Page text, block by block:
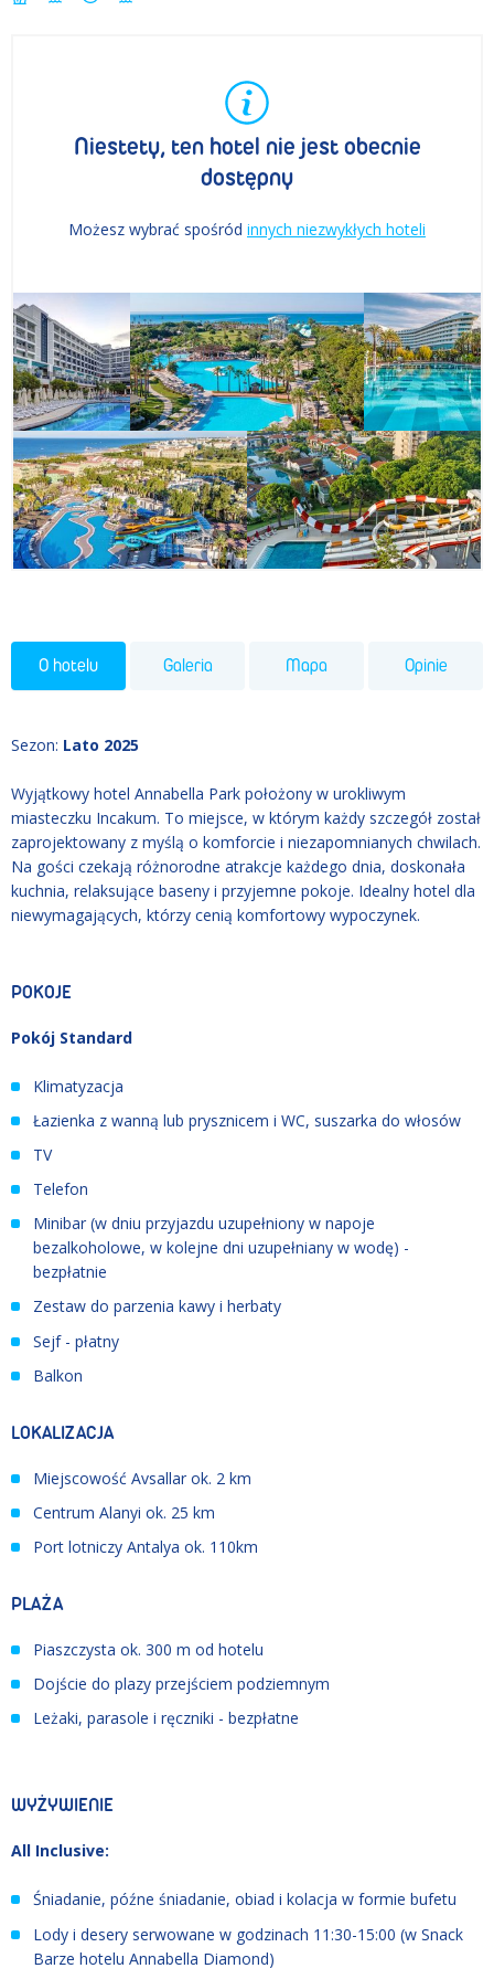
Niestety, ten hotel nie jest obecnie
dostępny
Możesz wybrać spośród innych niezwykłych hoteli
O hotelu Galeria Mapa Opinie
Sezon: Lato 2025
Wyjątkowy hotel Annabella Park położony w urokliwym
miasteczku Incakum. To miejsce, w którym każdy szczegół został
zaprojektowany z myślą o komforcie i niezapomnianych chwilach.
Na gości czekają różnorodne atrakcje każdego dnia, doskonała
kuchnia, relaksujące baseny i przyjemne pokoje. Idealny hotel dla
niewymagających, którzy cenią komfortowy wypoczynek.
POKOJE
Pokój Standard
Klimatyzacja
Łazienka z wanną lub prysznicem i WC, suszarka do włosów
TV
Telefon
Minibar (w dniu przyjazdu uzupełniony w napoje
bezalkoholowe, w kolejne dni uzupełniany w wodę) -
bezpłatnie
Zestaw do parzenia kawy i herbaty
Sejf - płatny
Balkon
LOKALIZACJA
Miejscowość Avsallar ok. 2 km
Centrum Alanyi ok. 25 km
Port lotniczy Antalya ok. 110km
PLAŻA
Piaszczysta ok. 300 m od hotelu
Dojście do plazy przejściem podziemnym
Leżaki, parasole i ręczniki - bezpłatne
WYŻYWIENIE
All Inclusive:
Śniadanie, późne śniadanie, obiad i kolacja w formie bufetu
Lody i desery serwowane w godzinach 11:30-15:00 (w Snack
Barze hotelu Annabella Diamond)